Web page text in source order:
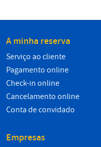
A minha reserva
Serviço ao cliente
Pagamento online
Check-in online
Cancelamento online
Conta de convidado
Empresas